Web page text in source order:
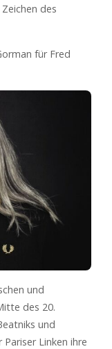
des
für Fred
und
des 20.
und
Linken ihre